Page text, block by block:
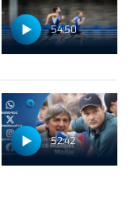
54:50
52:42